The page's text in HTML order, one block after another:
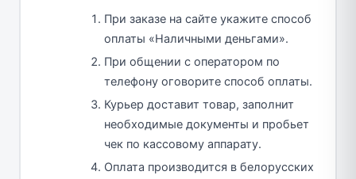
При заказе на сайте укажите способ
оплаты «Наличными деньгами».
При общении с оператором по
телефону оговорите способ оплаты.
Курьер доставит товар, заполнит
необходимые документы и пробьет
чек по кассовому аппарату.
Оплата производится в белорусских